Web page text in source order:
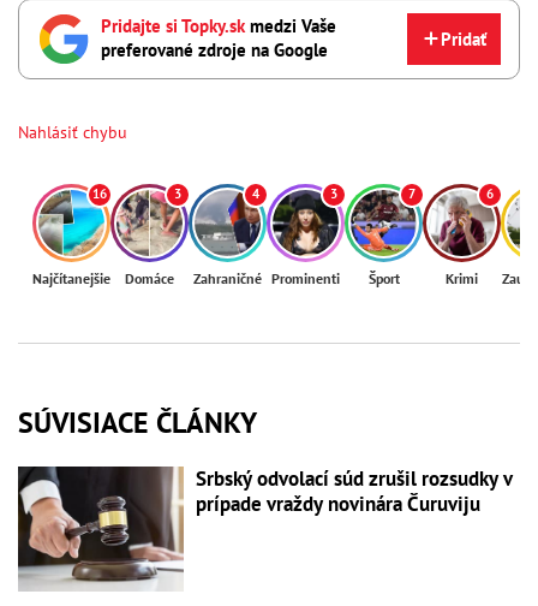
Pridajte si Topky.skmedzi Vaše
preferované zdroje na Google
Pridať
Nahlásiť chybu
16
Najčítanejšie
3
Domáce
4
Zahraničné
3
Prominenti
7
Šport
6
Krimi
SÚVISIACE ČLÁNKY
Srbský odvolací súd zrušil rozsudky v
prípade vraždy novinára Čuruviju